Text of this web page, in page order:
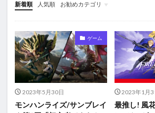
新着順 人気順 お勧めカテゴリ
未分類
ゲーム
2023年5月30日
モンハンライズ/サンブレイ
2023年1月
最推し! 風